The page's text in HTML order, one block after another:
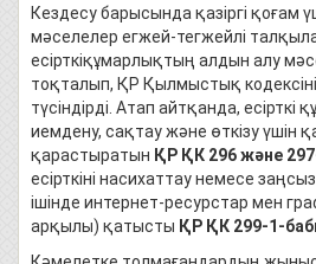
Кездесу барысында қазіргі қоғам
мәселелер егжей-тегжейлі
есірткіқұмарлықтың алдын алу
тоқталып, ҚР Қылмыстық
түсіндірді. Атап айтқанда, есірткі
иемдену, сақтау және өткізу үшін
қарастыратын ҚР ҚК 296 және
есірткіні насихаттау немесе
ішінде интернет-ресурстар мен
арқылы) қатысты ҚР ҚК 299-1-